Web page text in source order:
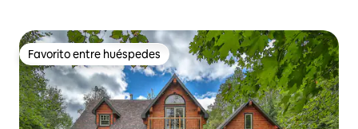
Favorito entre huéspedes
Favorito entre huéspedes